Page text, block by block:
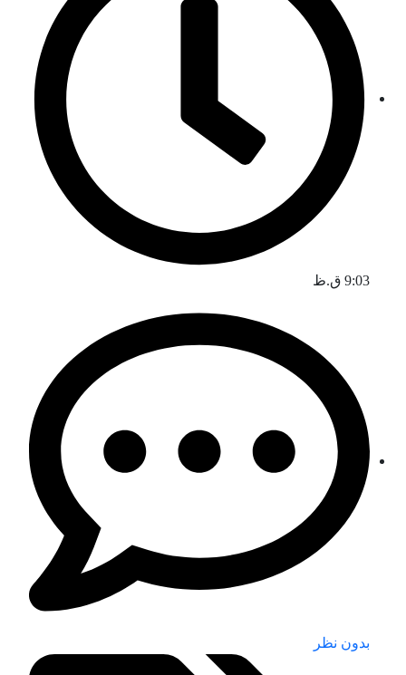
9:03 ق.ظ
بدون نظر